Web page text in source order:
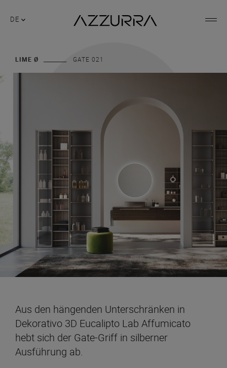
DE
LIME Ø GATE 021
Aus den hängenden Unterschränken in
Dekorativo 3D Eucalipto Lab Affumicato
hebt sich der Gate-Griff in silberner
Ausführung ab.